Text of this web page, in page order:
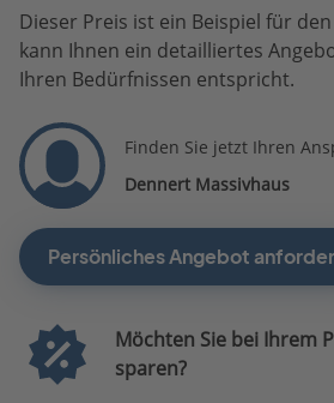
Dieser Preis ist ein Beispiel für
kann Ihnen ein detailliertes
Ihren Bedürfnissen entspricht.
Finden Sie jetzt Ihren
Dennert Massivhaus
Persönliches Angebot
Möchten Sie bei Ihrem
sparen?